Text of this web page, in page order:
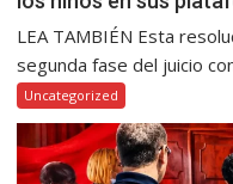
LEA TAMBIÉN Esta
segunda fase del juicio
Uncategorized